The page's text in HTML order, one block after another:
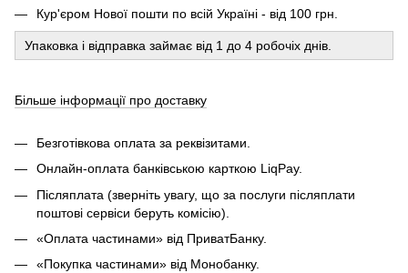
Кур'єром Нової пошти по всій Україні - від 100 грн.
Упаковка і відправка займає від 1 до 4 робочіх днів.
Більше інформації про доставку
Безготівкова оплата за реквізитами.
Онлайн-оплата банківською карткою LiqPay.
Післяплата (зверніть увагу, що за послуги післяплати
поштові сервіси беруть комісію).
«Оплата частинами» від ПриватБанку.
«Покупка частинами» від Монобанку.